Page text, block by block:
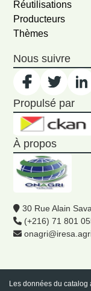
Réutilisations
Producteurs
Thèmes
Nous suivre
Propulsé par
À propos
30 Rue Alain
(+216) 71 801
Les données du catalog